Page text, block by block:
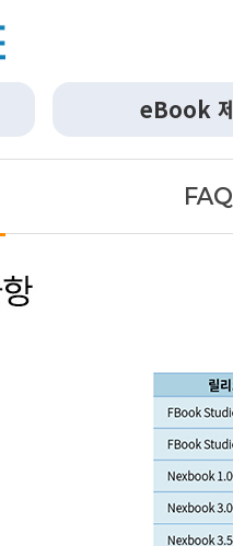
eBook
FAQ